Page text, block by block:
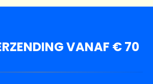
VANAF € 70